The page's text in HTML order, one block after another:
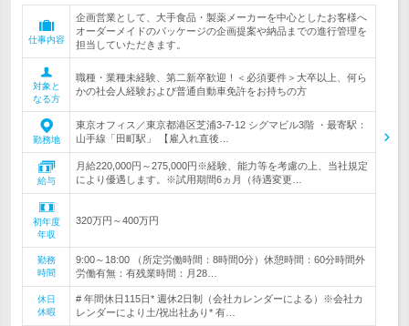
仕事内容
企画営業として、大手食品・製薬メーカーを中心としたお客様へ
オーダーメイドのパッケージの企画提案や納品までの進行管理を
担当していただきます。
対象と
なる方
職種・業種未経験、第二新卒歓迎！＜必須要件＞大卒以上、何ら
かの社会人経験および普通自動車免許をお持ちの方
勤務地
東京オフィス／東京都港区芝浦3-7-12 シグマビル3階 ・最寄駅：
山手線「田町駅」 【雇入れ直後…
給与
月給220,000円～275,000円※経験、能力等を考慮の上、当社規定
により優遇します。※試用期間6ヵ月（待遇変更…
初年度
年収
320万円～400万円
勤務
時間
9:00～18:00 （所定労働時間：8時間0分）休憩時間：60分時間外
労働有無：有残業時間：月28…
休日
休暇
# 年間休日115日* 週休2日制（会社カレンダーによる）※会社カ
レンダーにより土/祝出社あり* 有…